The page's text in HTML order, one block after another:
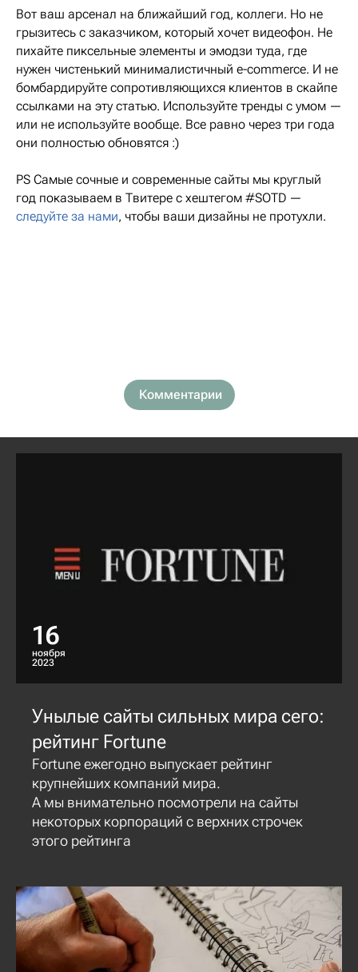
Вот ваш арсенал на ближайший год, коллеги. Но не
грызитесь с заказчиком, который хочет видеофон. Не
пихайте пиксельные элементы и эмодзи туда, где
нужен чистенький минималистичный e-commerce. И не
бомбардируйте сопротивляющихся клиентов в скайпе
ссылками на эту статью. Используйте тренды с умом —
или не используйте вообще. Все равно через три года
они полностью обновятся :)
PS Самые сочные и современные сайты мы круглый
год показываем в Твитере с хештегом #SOTD —
следуйте за нами, чтобы ваши дизайны не протухли.
Комментарии
16
ноября
2023
Унылые сайты сильных мира сего:
рейтинг Fortune
Fortune ежегодно выпускает рейтинг
крупнейших компаний мира.
А мы внимательно посмотрели на сайты
некоторых корпораций с верхних строчек
этого рейтинга